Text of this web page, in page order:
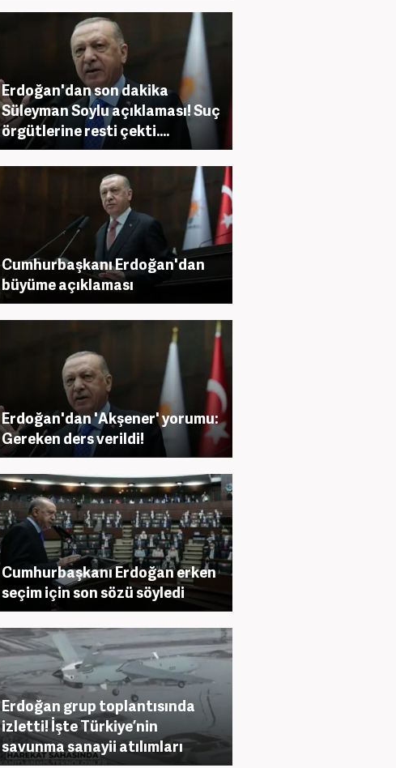
Erdoğan'dan son dakika
Süleyman Soylu açıklaması! Suç
örgütlerine resti çekti....
Cumhurbaşkanı Erdoğan'dan
büyüme açıklaması
Erdoğan'dan 'Akşener' yorumu:
Gereken ders verildi!
Cumhurbaşkanı Erdoğan erken
seçim için son sözü söyledi
Erdoğan grup toplantısında
izletti! İşte Türkiye’nin
savunma sanayii atılımları